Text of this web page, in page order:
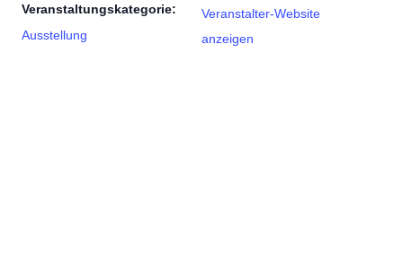
Veranstaltungskategorie:
Ausstellung
Veranstalter-Website
anzeigen